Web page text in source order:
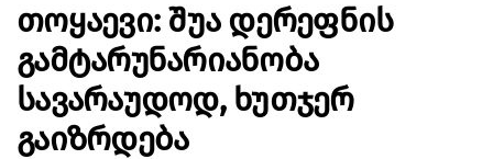
Თოყაევი: Შუა Დერეფნის
Გამტარუნარიანობა
Სავარაუდოდ, Ხუთჯერ
Გაიზრდება